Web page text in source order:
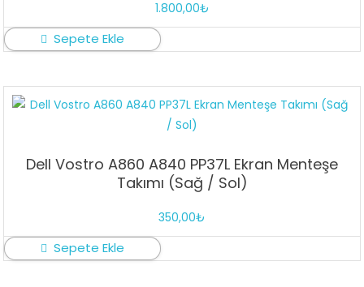
1.800,00₺
Sepete Ekle
Dell Vostro A860 A840 PP37L Ekran Menteşe
Takımı (Sağ / Sol)
350,00₺
Sepete Ekle